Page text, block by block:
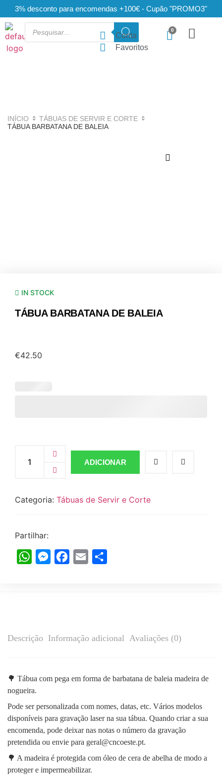
3% desconto para encomendas +100€ - Cupão "PROMO3"
Conta
Favoritos
INÍCIO
TÁBUAS DE SERVIR E CORTE
TÁBUA BARBATANA DE BALEIA
IN STOCK
TÁBUA BARBATANA DE BALEIA
€42.50
ADICIONAR
Categoria: Tábuas de Servir e Corte
Partilhar:
WhatsAppMessengerFacebook
Email
Descrição Informação adicional Avaliações (0)
🌳 Tábua com pega em forma de barbatana de baleia madeira de
nogueira.
Pode ser personalizada com nomes, datas, etc. Vários modelos
disponíveis para gravação laser na sua tábua. Quando criar a sua
encomenda, pode deixar nas notas o número da gravação
pretendida ou envie para geral@cncoeste.pt.
🌳 A madeira é protegida com óleo de cera de abelha de modo a
proteger e impermeabilizar.